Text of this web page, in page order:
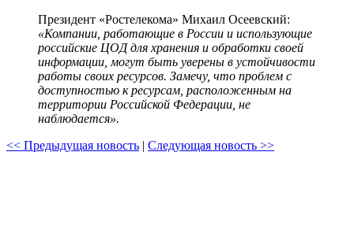
Президент «Ростелекома» Михаил Осеевский:
«Компании, работающие в России и использующие
российские ЦОД для хранения и обработки своей
информации, могут быть уверены в устойчивости
работы своих ресурсов. Замечу, что проблем с
доступностью к ресурсам, расположенным на
территории Российской Федерации, не
наблюдается».
<< Предыдущая новость | Следующая новость >>